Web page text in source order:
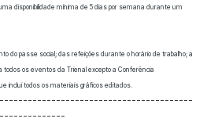
disponibilidade mínima de 5 dias por semana durante um
do passe social; das refeições durante o horário de trabalho; a
os eventos da Trienal excepto a Conferência
inclui todos os materiais gráficos editados.